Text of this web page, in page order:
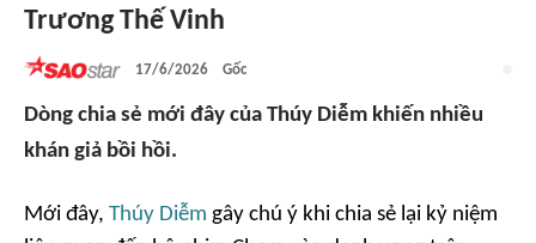
Trương Thế Vinh
17/6/2026 Gốc
Dòng chia sẻ mới đây của Thúy Diễm khiến nhiều
khán giả bồi hồi.
Mới đây, Thúy Diễm gây chú ý khi chia sẻ lại kỷ niệm